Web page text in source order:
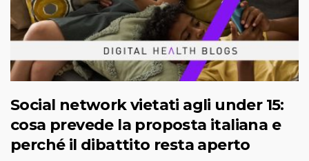
Social network vietati agli under 15:
cosa prevede la proposta italiana e
perché il dibattito resta aperto